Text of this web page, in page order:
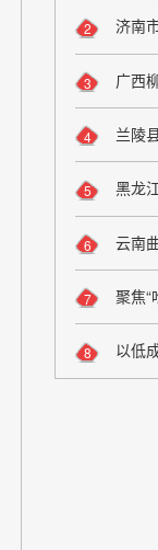
济南市诚信
2
广西
3
兰陵
4
黑龙江
5
云南曲
6
聚焦“
7
以低
8